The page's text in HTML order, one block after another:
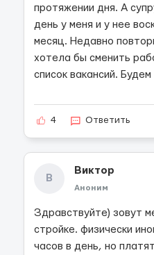
протяжении дня. А
день у меня и у нее
месяц. Недавно
хотела бы сменить
список вакансий.
4 Ответить
В
Виктор
Аноним
Здравствуйте) зовут
стройке. физически
часов в день, но